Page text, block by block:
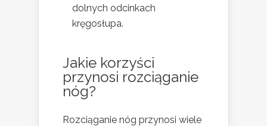
dolnych odcinkach
kręgosłupa.
Jakie korzyści
przynosi rozciąganie
nóg?
Rozciąganie nóg przynosi wiele